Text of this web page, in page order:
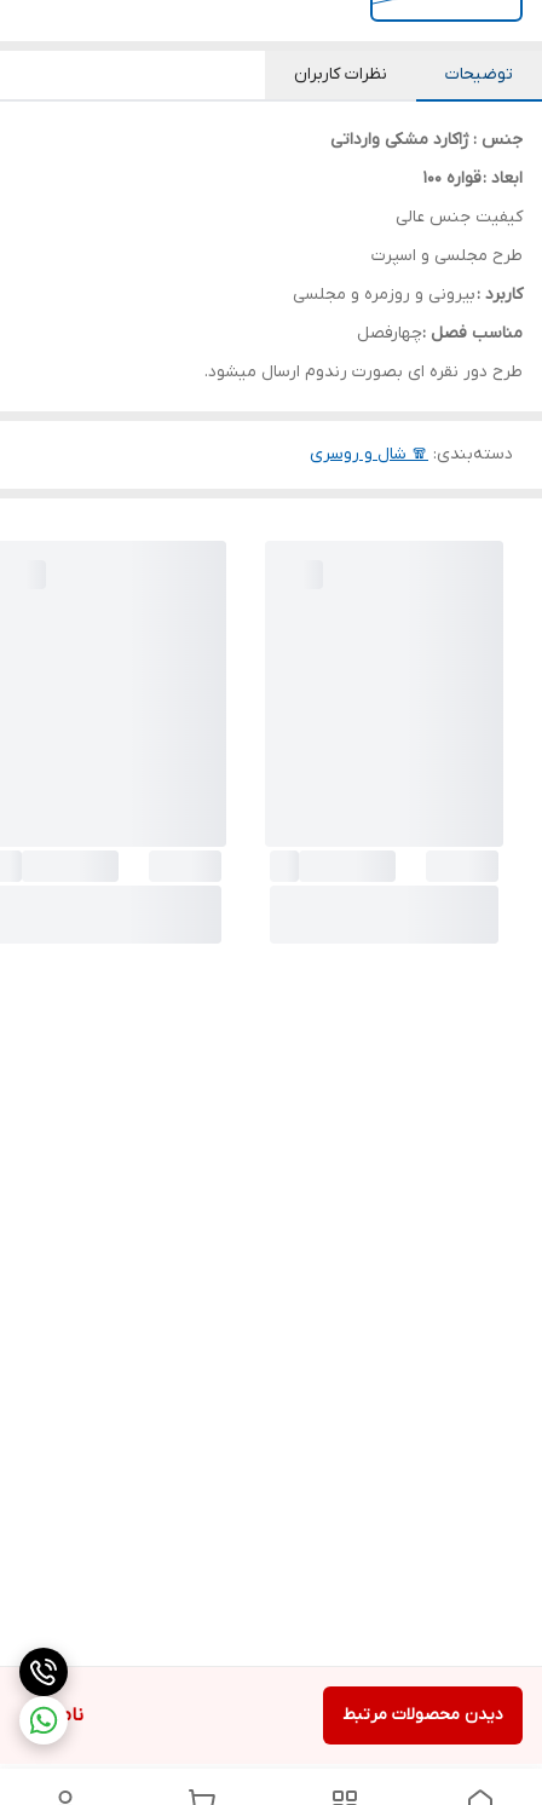
ناموجود دیدن محصولات مرتبط
توضیحات نظرات کاربران
جنس : ژاکارد مشکی وارداتی
ابعاد :قواره 100
کیفیت جنس عالی
طرح مجلسی و اسپرت
کاربرد :بیرونی و روزمره و مجلسی
مناسب فصل :چهارفصل
طرح دور نقره ای بصورت رندوم ارسال میشود.
دسته‌بندی: 🧣 شال و روسری